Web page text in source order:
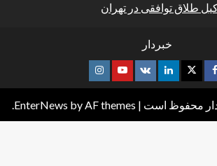
طلاق توافقی در تهران
خبردار
محفوظ است |
EnterNews by AF themes.